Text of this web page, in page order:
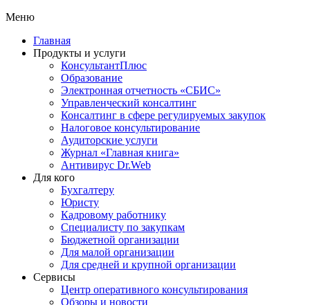
Меню
Главная
Продукты и услуги
КонсультантПлюс
Образование
Электронная отчетность «СБИС»
Управленческий консалтинг
Консалтинг в сфере регулируемых закупок
Налоговое консультирование
Аудиторские услуги
Журнал «Главная книга»
Антивирус Dr.Web
Для кого
Бухгалтеру
Юристу
Кадровому работнику
Специалисту по закупкам
Бюджетной организации
Для малой организации
Для средней и крупной организации
Сервисы
Центр оперативного консультирования
Обзоры и новости